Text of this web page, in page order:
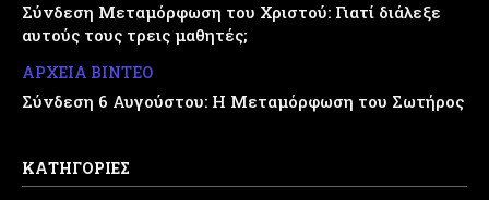
Σύνδεση Μεταμόρφωση του Χριστού: Γιατί διάλεξε
αυτούς τους τρεις μαθητές;
ΑΡΧΕΙΑ ΒΙΝΤΕΟ
Σύνδεση 6 Αυγούστου: Η Μεταμόρφωση του Σωτήρος
ΚΑΤΗΓΟΡΙΕΣ